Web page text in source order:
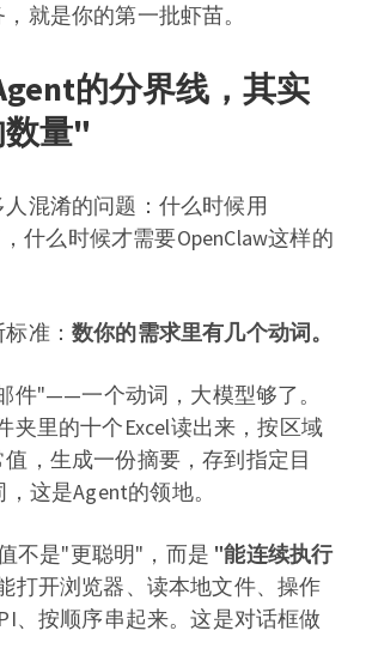
就是你的第一批虾苗。
的分界线，其实
量"
混淆的问题：什么时候用
什么时候才需要OpenClaw这样的
准： 数你的需求里有几个动词。
件"——一个动词，大模型够了。
夹里的十个Excel读出来，按区域
，生成一份摘要，存到指定目
这是Agent的领地。
不是"更聪明"，而是 "能连续执行
打开浏览器、读本地文件、操作
、按顺序串起来。这是对话框做